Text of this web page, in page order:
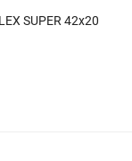
SUPER 42х20